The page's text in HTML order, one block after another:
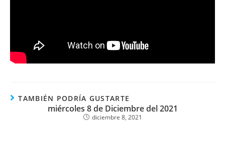
TAMBIÉN PODRÍA GUSTARTE
miércoles 8 de Diciembre del 2021
diciembre 8, 2021